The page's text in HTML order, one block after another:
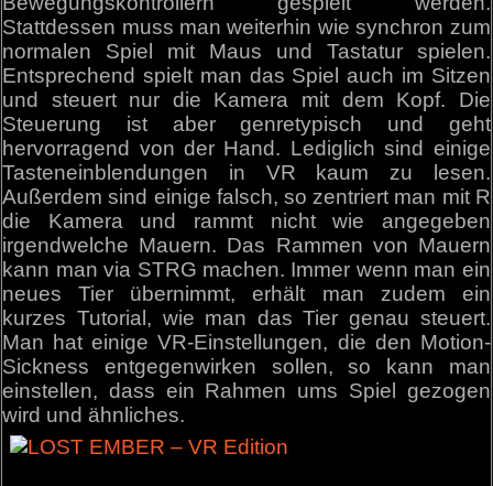
Stattdessen muss man weiterhin wie synchron zum
normalen Spiel mit Maus und Tastatur spielen.
Entsprechend spielt man das Spiel auch im Sitzen
und steuert nur die Kamera mit dem Kopf. Die
Steuerung ist aber genretypisch und geht
hervorragend von der Hand. Lediglich sind einige
Tasteneinblendungen in VR kaum zu lesen.
Außerdem sind einige falsch, so zentriert man mit R
die Kamera und rammt nicht wie angegeben
irgendwelche Mauern. Das Rammen von Mauern
kann man via STRG machen. Immer wenn man ein
neues Tier übernimmt, erhält man zudem ein
kurzes Tutorial, wie man das Tier genau steuert.
Man hat einige VR-Einstellungen, die den Motion-
Sickness entgegenwirken sollen, so kann man
einstellen, dass ein Rahmen ums Spiel gezogen
wird und ähnliches.